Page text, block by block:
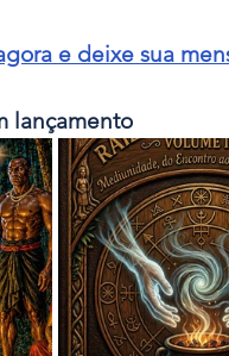
e deixe sua
lançamento